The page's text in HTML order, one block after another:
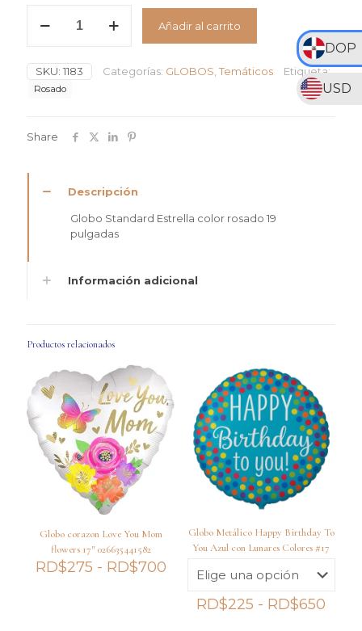
DOP
USD
RD$275
hasta
RD$700
Standard
Rosado
#19
Añadir al carrito
SKU: 1183 Categorías: GLOBOS, Temáticos Etiqueta:
Rosado
Share
Descripción
Globo Standard Estrella color rosado 19
pulgadas
Información adicional
Productos relacionados
Globo corazon Love You Mom
flowers 17″ 026635441582
RD$275 - RD$700Rango
precios:
desde
Globo Metálico Happy Birthday To
You Azul con Lunares Colores #17
RD$225 - RD$650